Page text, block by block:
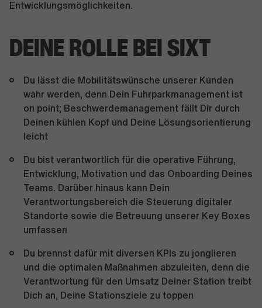
Entwicklungsmöglichkeiten.
DEINE ROLLE BEI SIXT
Du lässt die Mobilitätswünsche unserer Kunden
wahr werden, denn Dein Fuhrparkmanagement ist
on point; Beschwerdemanagement fällt Dir durch
Deinen kühlen Kopf und Deine Lösungsorientierung
leicht
Du bist verantwortlich für die operative Führung,
Entwicklung, Motivation und das Onboarding Deines
Teams. Darüber hinaus kann Dein
Verantwortungsbereich die Steuerung digitaler
Standorte sowie die Betreuung unserer Key Boxes
umfassen
Du brennst dafür mit diversen KPIs zu jonglieren
und die optimalen Maßnahmen abzuleiten, denn die
Verantwortung für den Umsatz Deiner Station treibt
Dich an, Deine Stationsziele zu toppen